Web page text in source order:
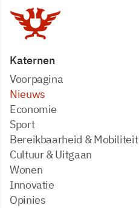
Katernen
Voorpagina
Nieuws
Economie
Sport
Bereikbaarheid & Mobiliteit
Cultuur & Uitgaan
Wonen
Innovatie
Opinies